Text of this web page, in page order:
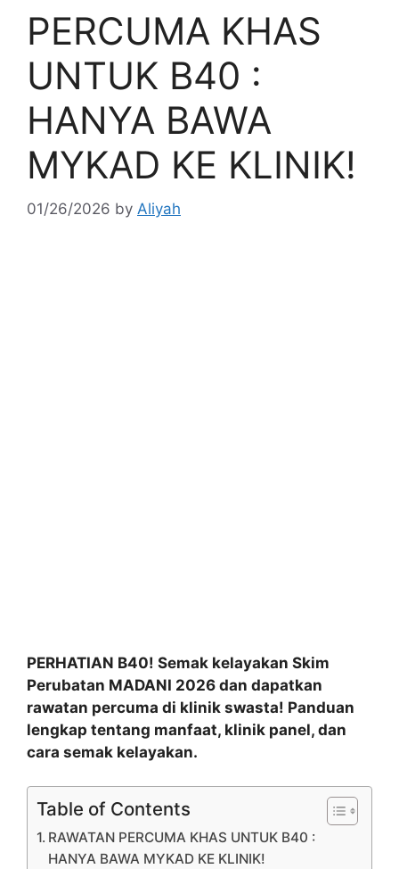
PERCUMA KHAS
UNTUK B40 :
HANYA BAWA
MYKAD KE KLINIK!
01/26/2026 by Aliyah
PERHATIAN B40! Semak kelayakan Skim
Perubatan MADANI 2026 dan dapatkan
rawatan percuma di klinik swasta! Panduan
lengkap tentang manfaat, klinik panel, dan
cara semak kelayakan.
Table of Contents
RAWATAN PERCUMA KHAS UNTUK B40 :
HANYA BAWA MYKAD KE KLINIK!